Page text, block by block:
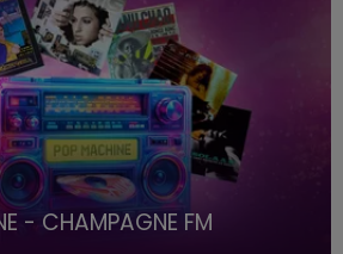
- CHAMPAGNE FM